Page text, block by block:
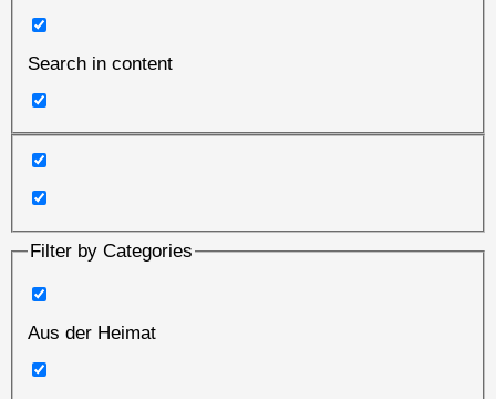
Search in content
Filter by Categories
Aus der Heimat